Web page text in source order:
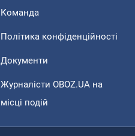
Команда
Політика конфіденційності
Документи
Журналісти OBOZ.UA на
місці подій